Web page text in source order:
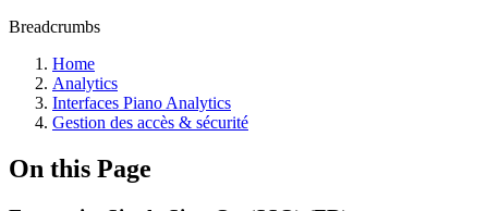
Breadcrumbs
Home
Analytics
Interfaces Piano Analytics
Gestion des accès & sécurité
On this Page